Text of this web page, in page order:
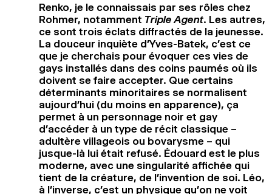
Renko, je le connaissais par ses rôles chez
Rohmer, notamment Triple Agent. Les autres,
ce sont trois éclats diffractés de la jeunesse.
La douceur inquiète d’Yves-Batek, c’est ce
que je cherchais pour évoquer ces vies de
gays installés dans des coins paumés où ils
doivent se faire accepter. Que certains
déterminants minoritaires se normalisent
aujourd’hui (du moins en apparence), ça
permet à un personnage noir et gay
d’accéder à un type de récit classique –
adultère villageois ou bovarysme – qui
jusque-là lui était refusé. Édouard est le plus
moderne, avec une singularité affichée qui
tient de la créature, de l’invention de soi. Léo,
à l’inverse, c’est un physique qu’on ne voit